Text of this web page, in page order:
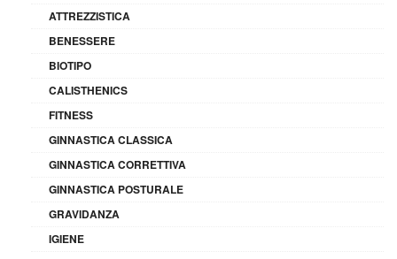
ATTREZZISTICA
BENESSERE
BIOTIPO
CALISTHENICS
FITNESS
GINNASTICA CLASSICA
GINNASTICA CORRETTIVA
GINNASTICA POSTURALE
GRAVIDANZA
IGIENE